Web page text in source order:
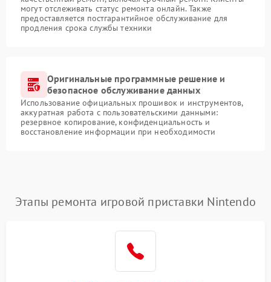
могут отслеживать статус ремонта онлайн. Также
предоставляется постгарантийное обслуживание для
продления срока службы техники
Оригинальные программные решение и
безопасное обслуживание данных
Использование официальных прошивок и инструментов,
аккуратная работа с пользовательскими данными:
резервное копирование, конфиденциальность и
восстановление информации при необходимости
Этапы ремонта игровой приставки Nintendo